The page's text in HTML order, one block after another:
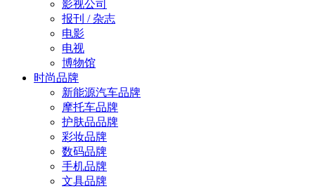
影视公司
报刊 / 杂志
电影
电视
博物馆
时尚品牌
新能源汽车品牌
摩托车品牌
护肤品品牌
彩妆品牌
数码品牌
手机品牌
文具品牌